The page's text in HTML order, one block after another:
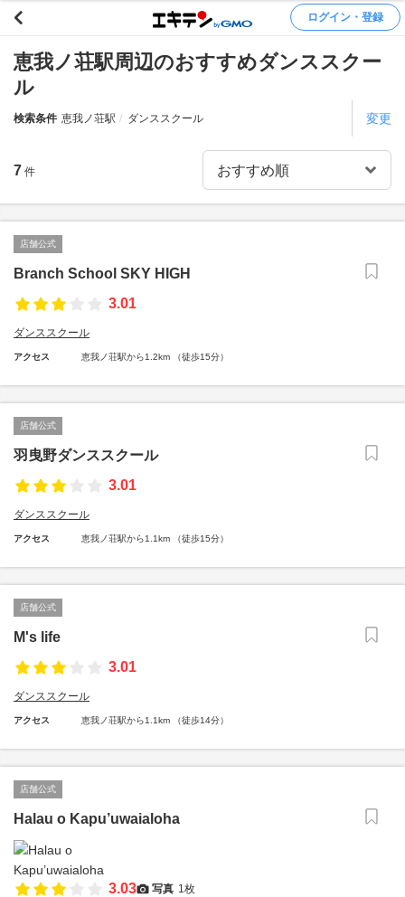
ログイン・登録
恵我ノ荘駅周辺のおすすめダンススクー
ル
検索条件 恵我ノ荘駅 ダンススクール 変更
7 件
店舗公式
Branch School SKY HIGH
3.01
ダンススクール
アクセス 恵我ノ荘駅から1.2km （徒歩15分）
店舗公式
羽曳野ダンススクール
3.01
ダンススクール
アクセス 恵我ノ荘駅から1.1km （徒歩15分）
店舗公式
M's life
3.01
ダンススクール
アクセス 恵我ノ荘駅から1.1km （徒歩14分）
店舗公式
Halau o Kapu’uwaialoha
3.03 写真 1枚